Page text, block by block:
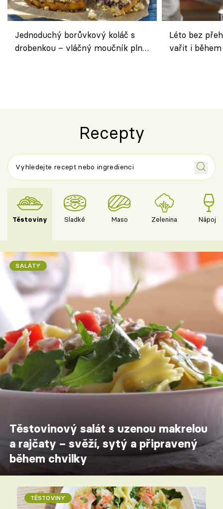
Jednoduchý borůvkový koláč s
drobenkou – vláčný moučník plný
Léto bez
vařit i
Recepty
Těstoviny Sladké Maso Zelenina Nápoje
SALÁTY
Těstovinový salát s uzenou makrelou
a rajčaty – svěží, sytý a připravený
během chvilky
TĚSTOVINY